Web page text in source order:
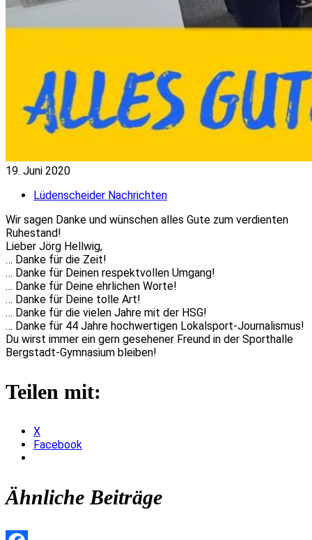
19. Juni 2020
Lüdenscheider Nachrichten
Wir sagen Danke und wünschen alles Gute zum verdienten
Ruhestand!
Lieber Jörg Hellwig,
… Danke für die Zeit!
… Danke für Deinen respektvollen Umgang!
… Danke für Deine ehrlichen Worte!
… Danke für Deine tolle Art!
… Danke für die vielen Jahre mit der HSG!
… Danke für 44 Jahre hochwertigen Lokalsport-Journalismus!
Du wirst immer ein gern gesehener Freund in der Sporthalle
Bergstadt-Gymnasium bleiben!
Teilen mit:
X
Facebook
Ähnliche Beiträge